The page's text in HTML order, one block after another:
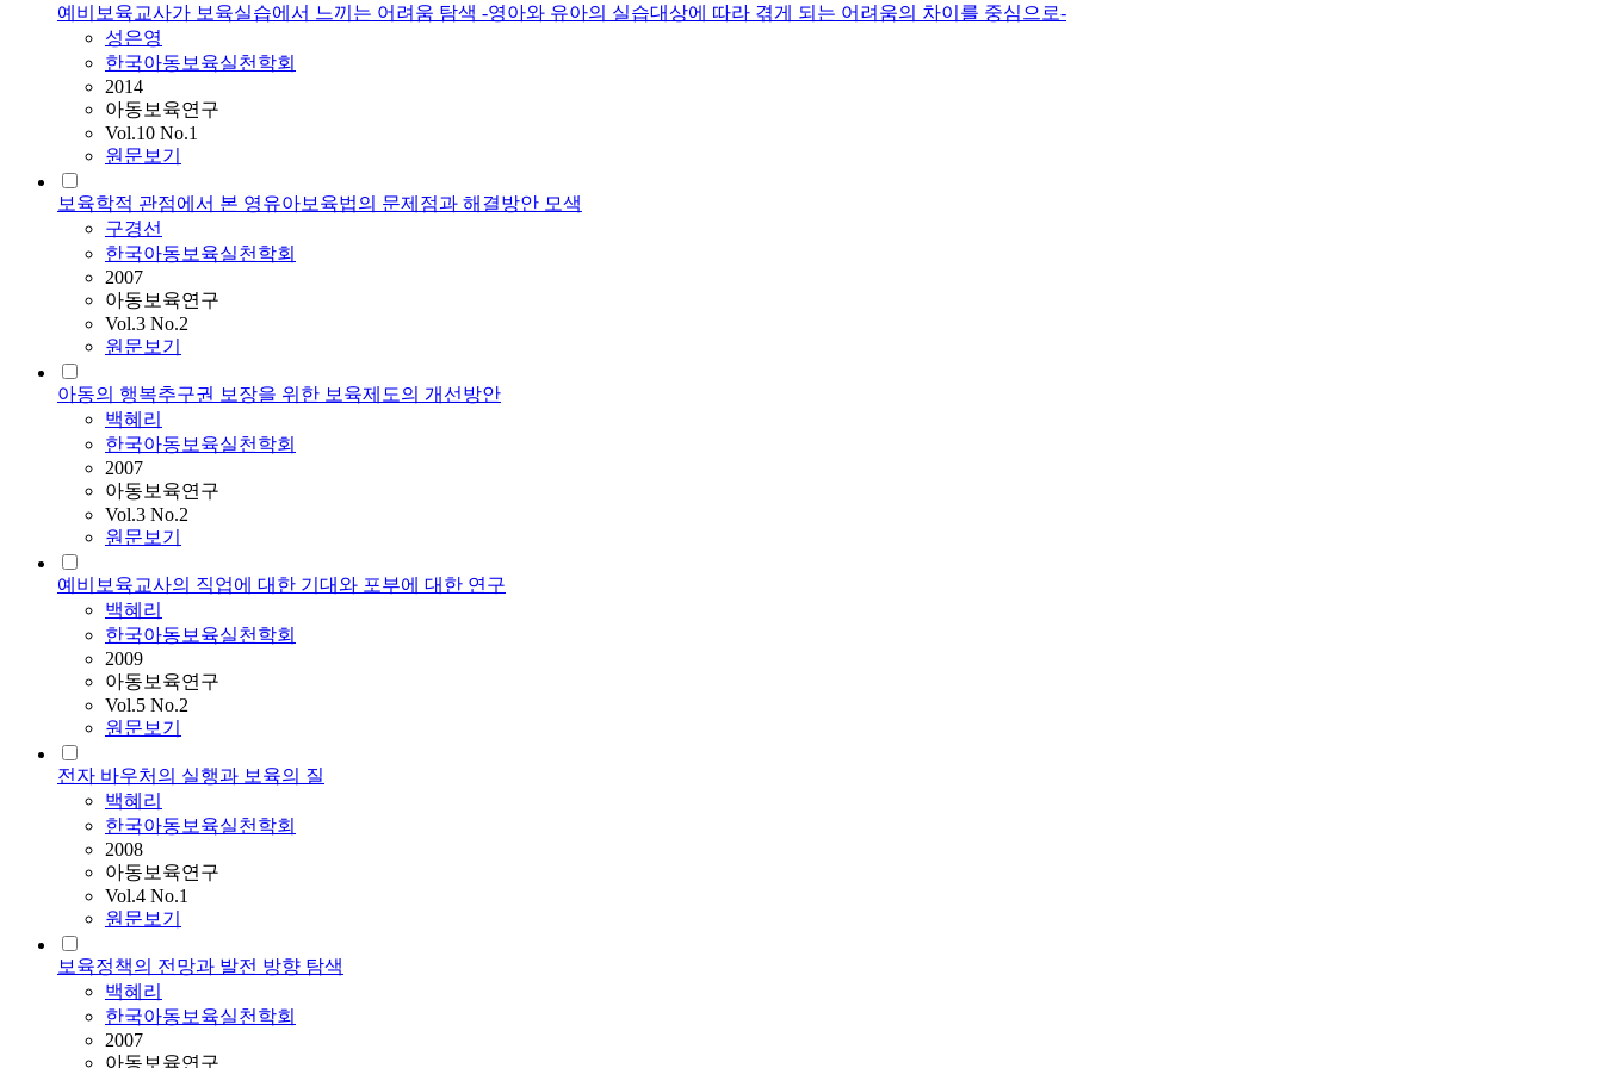
예비보육교사가 보육실습에서 느끼는 어려움 탐색 -영아와 유아의 실습대상에 따라 겪게 되는 어려움의 차이를 중심으로-
성은영
한국아동보육실천학회
2014
아동보육연구
Vol.10 No.1
원문보기
보육학적 관점에서 본 영유아보육법의 문제점과 해결방안 모색
구경선
한국아동보육실천학회
2007
아동보육연구
Vol.3 No.2
원문보기
아동의 행복추구권 보장을 위한 보육제도의 개선방안
백혜리
한국아동보육실천학회
2007
아동보육연구
Vol.3 No.2
원문보기
예비보육교사의 직업에 대한 기대와 포부에 대한 연구
백혜리
한국아동보육실천학회
2009
아동보육연구
Vol.5 No.2
원문보기
전자 바우처의 실행과 보육의 질
백혜리
한국아동보육실천학회
2008
아동보육연구
Vol.4 No.1
원문보기
보육정책의 전망과 발전 방향 탐색
백혜리
한국아동보육실천학회
2007
아동보육연구